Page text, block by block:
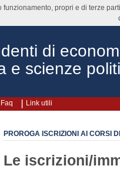
di
e scienze
Faq Link utili
PROROGA ISCRIZIONI AI CORSI
Le iscrizioni/
funzionamento, propri e di terze